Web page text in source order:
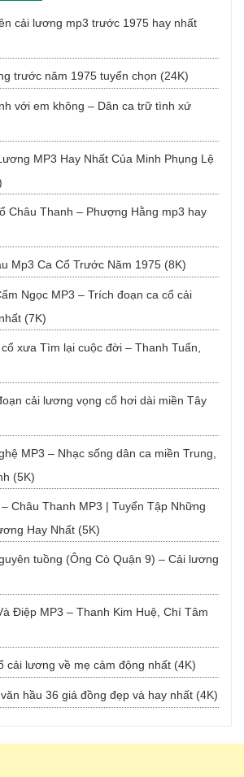
cải lương mp3 trước 1975 hay nhất
trước năm 1975 tuyển chọn (24K)
với em không – Dân ca trữ tình xứ
MP3 Hay Nhất Của Minh Phụng Lệ
Châu Thanh – Phượng Hằng mp3 hay
Mp3 Ca Cổ Trước Năm 1975 (8K)
Ngọc MP3 – Trích đoạn ca cổ cải
(7K)
xưa Tìm lại cuộc đời – Thanh Tuấn,
cải lương vọng cổ hơi dài miền Tây
MP3 – Nhạc sống dân ca miền Trung,
(5K)
Châu Thanh MP3 | Tuyển Tập Những
Hay Nhất (5K)
tuồng (Ông Cò Quận 9) – Cải lương
Điệp MP3 – Thanh Kim Huệ, Chí Tâm
cải lương về mẹ cảm động nhất (4K)
hầu 36 giá đồng đẹp và hay nhất (4K)